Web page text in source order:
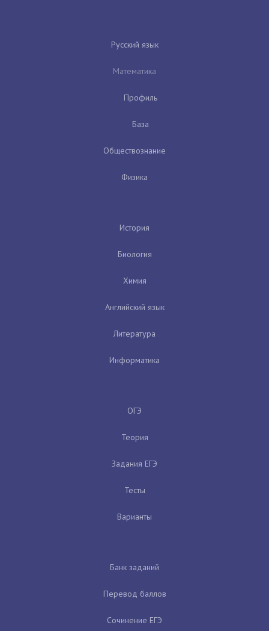
Русский язык
Математика
Профиль
База
Обществознание
Физика
История
Биология
Химия
Английский язык
Литература
Информатика
ОГЭ
Теория
Задания ЕГЭ
Тесты
Варианты
Банк заданий
Перевод баллов
Сочинение ЕГЭ